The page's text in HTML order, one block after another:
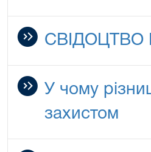
У чому
захистом